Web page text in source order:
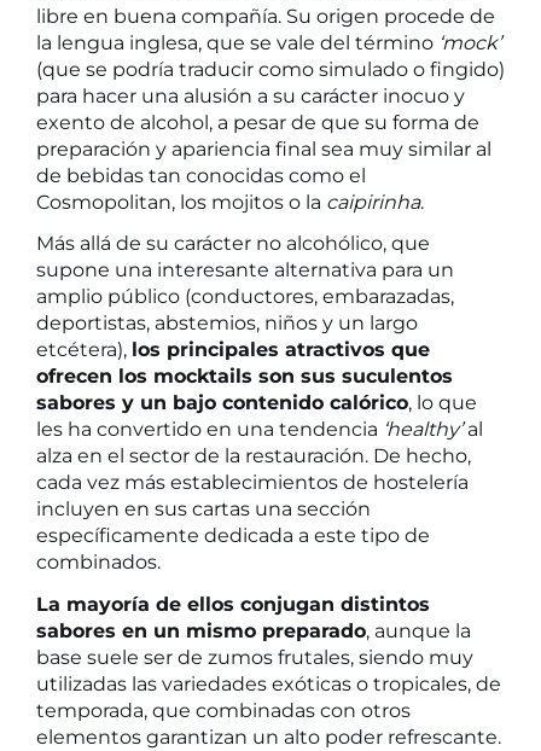
libre en buena compañía. Su origen procede de
la lengua inglesa, que se vale del término ‘mock’
(que se podría traducir como simulado o fingido)
para hacer una alusión a su carácter inocuo y
exento de alcohol, a pesar de que su forma de
preparación y apariencia final sea muy similar al
de bebidas tan conocidas como el
Cosmopolitan, los mojitos o la caipirinha.
Más allá de su carácter no alcohólico, que
supone una interesante alternativa para un
amplio público (conductores, embarazadas,
deportistas, abstemios, niños y un largo
etcétera), los principales atractivos que
ofrecen los mocktails son sus suculentos
sabores y un bajo contenido calórico, lo que
les ha convertido en una tendencia ‘healthy’al
alza en el sector de la restauración. De hecho,
cada vez más establecimientos de hostelería
incluyen en sus cartas una sección
específicamente dedicada a este tipo de
combinados.
La mayoría de ellos conjugan distintos
sabores en un mismo preparado, aunque la
base suele ser de zumos frutales, siendo muy
utilizadas las variedades exóticas o tropicales, de
temporada, que combinadas con otros
elementos garantizan un alto poder refrescante.